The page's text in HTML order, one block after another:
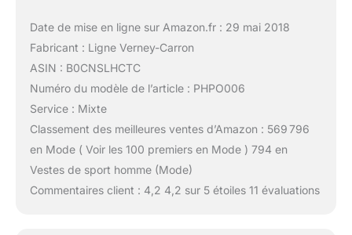
Date de mise en ligne sur Amazon.fr : 29 mai 2018
Fabricant : Ligne Verney-Carron
ASIN : B0CNSLHCTC
Numéro du modèle de l’article : PHPO006
Service : Mixte
Classement des meilleures ventes d’Amazon : 569 796
en Mode ( Voir les 100 premiers en Mode ) 794 en
Vestes de sport homme (Mode)
Commentaires client : 4,2 4,2 sur 5 étoiles 11 évaluations